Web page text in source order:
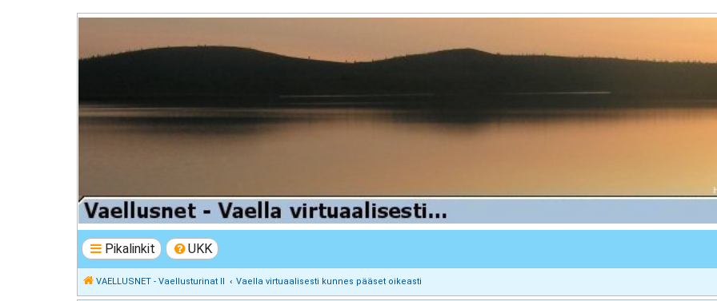
VAELLUSNET - Vaellusturinat II
Keskustelua vaeltamisesta ja Lapista
Pikalinkit UKK
VAELLUSNET - Vaellusturinat II Vaella virtuaalisesti kunnes pääset oikeasti